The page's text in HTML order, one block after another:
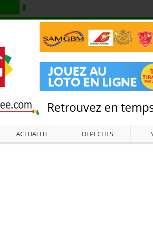
Retrouvez en
ACTUALITE DEPECHES